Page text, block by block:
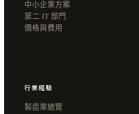
中小企業方案
第二 IT 部門
價格與費用
行業經驗
製造業總覽